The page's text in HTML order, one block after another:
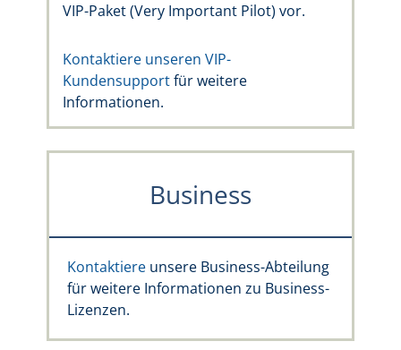
VIP-Paket (Very Important Pilot) vor.
Kontaktiere unseren VIP-
Kundensupportfür weitere
Informationen.
Business
Kontaktiere unsere Business-Abteilung
für weitere Informationen zu Business-
Lizenzen.